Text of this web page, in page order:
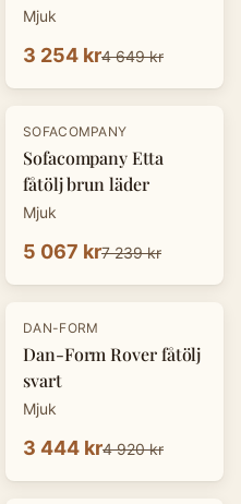
Mjuk
3 254 kr4 649 kr
-30%
SOFACOMPANY
Sofacompany Etta
fåtölj brun läder
Mjuk
5 067 kr7 239 kr
-30%
DAN-FORM
Dan-Form Rover fåtölj
svart
Mjuk
3 444 kr4 920 kr